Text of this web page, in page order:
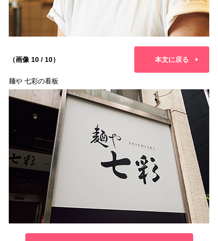
（画像 10 / 10） 本文に戻る
麺や 七彩の看板